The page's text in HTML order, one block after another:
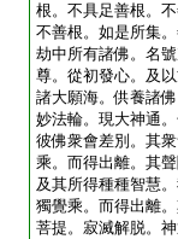
根。不具足善根。
不善根。如是所集
劫中所有諸佛。名
尊。從初發心。及
諸大願海。供養諸
妙法輪。現大神通
彼佛衆會差別。其
乘。而得出離。其
及其所得種種智慧
獨覺乘。而得出離
菩提。寂滅解脱。